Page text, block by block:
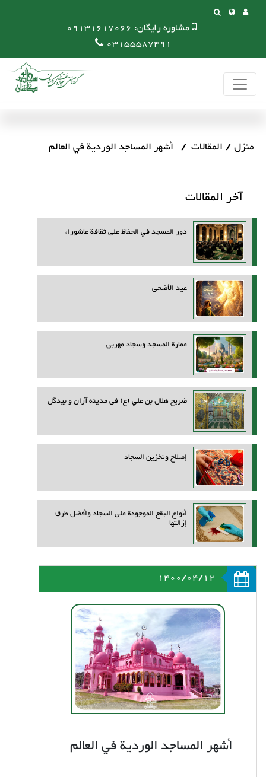
مشاوره رایگان: 09131617066
03155587491
منزل المقالات أشهر المساجد الوردية في العالم
آخر المقالات
دور المسجد في الحفاظ على ثقافة عاشوراء
عيد الأضحى
عمارة المسجد وسجاد مهربي
ضريح هلال بن علي (ع) فی مدینه آران و بیدگل
إصلاح وتخزين السجاد
أنواع البقع الموجودة على السجاد وأفضل طرق
إزالتها
1400/04/12
أشهر المساجد الوردية في العالم